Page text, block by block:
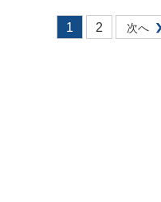
1 2 次へ